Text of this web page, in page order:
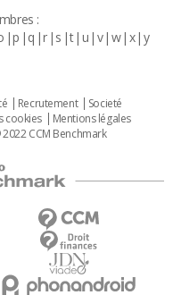
:
p q r s t u v w x y
Recrutement
Societé
cookies
Mentions légales
CCM Benchmark